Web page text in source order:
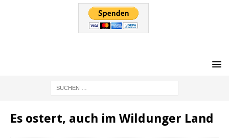
Es ostert, auch im Wildunger Land